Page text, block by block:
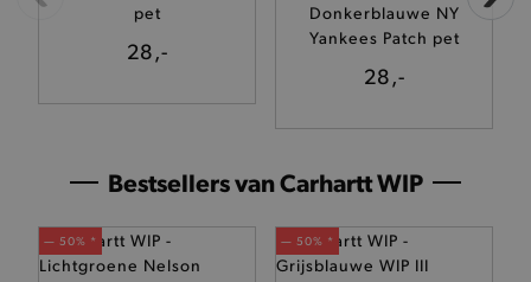
pet
28,-
Donkerblauwe NY
Yankees Patch pet
28,-
Bestsellers van Carhartt WIP
— 50% * — 50% *